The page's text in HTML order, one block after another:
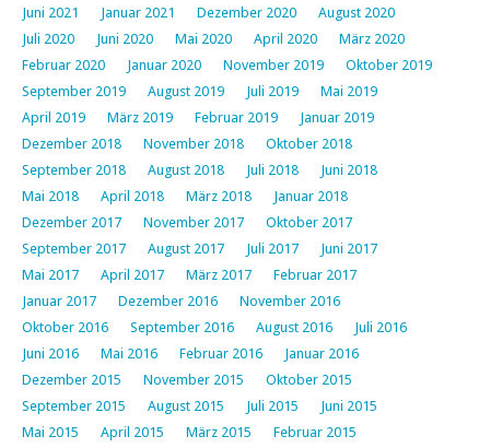
Juni 2021
Januar 2021 Dezember 2020
August 2020
Juli 2020
Juni 2020 Mai 2020 April 2020
März 2020
Februar 2020
Januar 2020 November 2019
Oktober 2019
September 2019
August 2019 Juli 2019
Mai 2019
April 2019
März 2019 Februar 2019
Januar 2019
Dezember 2018
November 2018
Oktober 2018
September 2018
August 2018 Juli 2018
Juni 2018
Mai 2018
April 2018 März 2018
Januar 2018
Dezember 2017
November 2017
Oktober 2017
September 2017
August 2017 Juli 2017
Juni 2017
Mai 2017
April 2017 März 2017
Februar 2017
Januar 2017
Dezember 2016
November 2016
Oktober 2016
September 2016 August 2016
Juli 2016
Juni 2016
Mai 2016 Februar 2016
Januar 2016
Dezember 2015
November 2015
Oktober 2015
September 2015
August 2015 Juli 2015
Juni 2015
Mai 2015
April 2015 März 2015
Februar 2015